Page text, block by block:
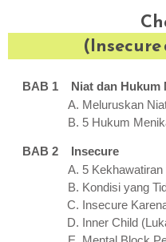
BAB 1 Niat dan Hukum
Meluruskan
5 Hukum
BAB 2 Insecure
5
Kondisi yang
Insecure
Inner Child